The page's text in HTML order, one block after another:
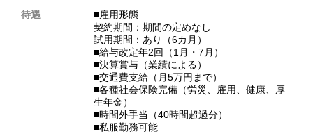
待遇
■雇用形態
契約期間：期間の定めなし
試用期間：あり（6カ月）
■給与改定年2回（1月・7月）
■決算賞与（業績による）
■交通費支給（月5万円まで）
■各種社会保険完備（労災、雇用、健康、厚
生年金）
■時間外手当（40時間超過分）
■私服勤務可能